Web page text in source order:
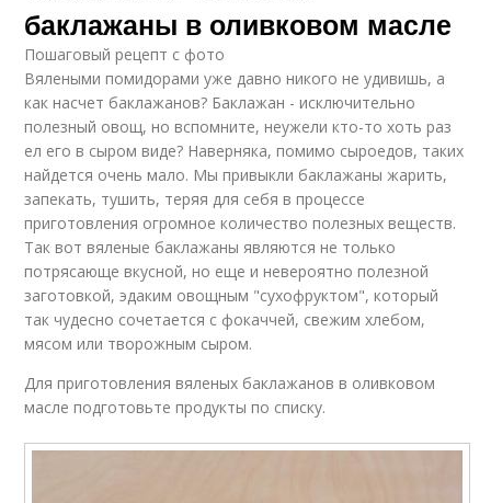
баклажаны в оливковом масле
Пошаговый рецепт с фото
Вялеными помидорами уже давно никого не удивишь, а
как насчет баклажанов? Баклажан - исключительно
полезный овощ, но вспомните, неужели кто-то хоть раз
ел его в сыром виде? Наверняка, помимо сыроедов, таких
найдется очень мало. Мы привыкли баклажаны жарить,
запекать, тушить, теряя для себя в процессе
приготовления огромное количество полезных веществ.
Так вот вяленые баклажаны являются не только
потрясающе вкусной, но еще и невероятно полезной
заготовкой, эдаким овощным "сухофруктом", который
так чудесно сочетается с фокаччей, свежим хлебом,
мясом или творожным сыром.
Для приготовления вяленых баклажанов в оливковом
масле подготовьте продукты по списку.